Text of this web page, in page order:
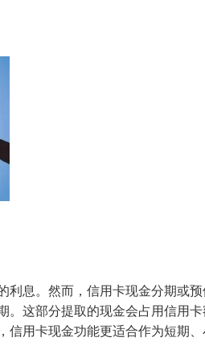
利息。然而，信用卡现金分期或
。这部分提取的现金会占用信用
用卡现金功能更适合作为短期